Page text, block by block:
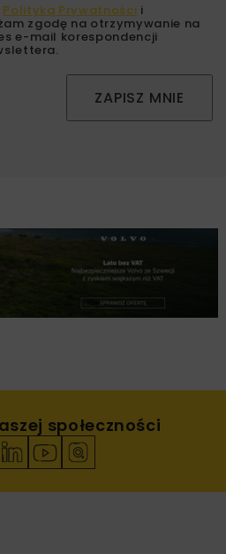
Polityką Prywatności i
zgodę na otrzymywanie na
e-mail korespondencji
ZAPISZ MNIE
społeczności